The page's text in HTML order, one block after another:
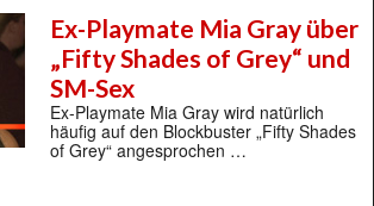
Ex-Playmate Mia Gray über
„Fifty Shades of Grey“ und
SM-Sex
Ex-Playmate Mia Gray wird natürlich
häufig auf den Blockbuster „Fifty Shades
of Grey“ angesprochen …